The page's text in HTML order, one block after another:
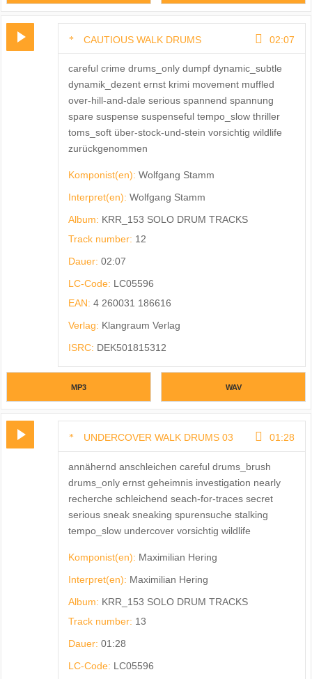
CAUTIOUS WALK DRUMS 02:07
careful crime drums_only dumpf dynamic_subtle
dynamik_dezent ernst krimi movement muffled
over-hill-and-dale serious spannend spannung
spare suspense suspenseful tempo_slow thriller
toms_soft über-stock-und-stein vorsichtig wildlife
zurückgenommen
Komponist(en): Wolfgang Stamm
Interpret(en): Wolfgang Stamm
Album: KRR_153 SOLO DRUM TRACKS
Track number: 12
Dauer: 02:07
LC-Code: LC05596
EAN: 4 260031 186616
Verlag: Klangraum Verlag
ISRC: DEK501815312
MP3 WAV
UNDERCOVER WALK DRUMS 03 01:28
annähernd anschleichen careful drums_brush
drums_only ernst geheimnis investigation nearly
recherche schleichend seach-for-traces secret
serious sneak sneaking spurensuche stalking
tempo_slow undercover vorsichtig wildlife
Komponist(en): Maximilian Hering
Interpret(en): Maximilian Hering
Album: KRR_153 SOLO DRUM TRACKS
Track number: 13
Dauer: 01:28
LC-Code: LC05596